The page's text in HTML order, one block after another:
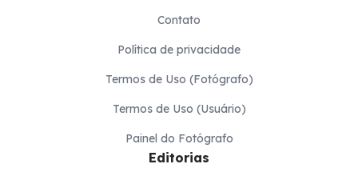
Contato
Política de privacidade
Termos de Uso (Fotógrafo)
Termos de Uso (Usuário)
Painel do Fotógrafo
Editorias